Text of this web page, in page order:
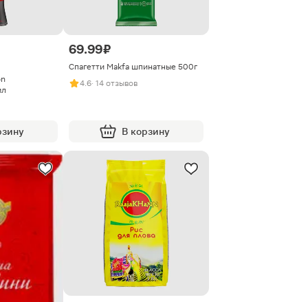
69.99 ₽
Спагетти Makfa шпинатные 500г
4.6· 14 отзывов
В корзину